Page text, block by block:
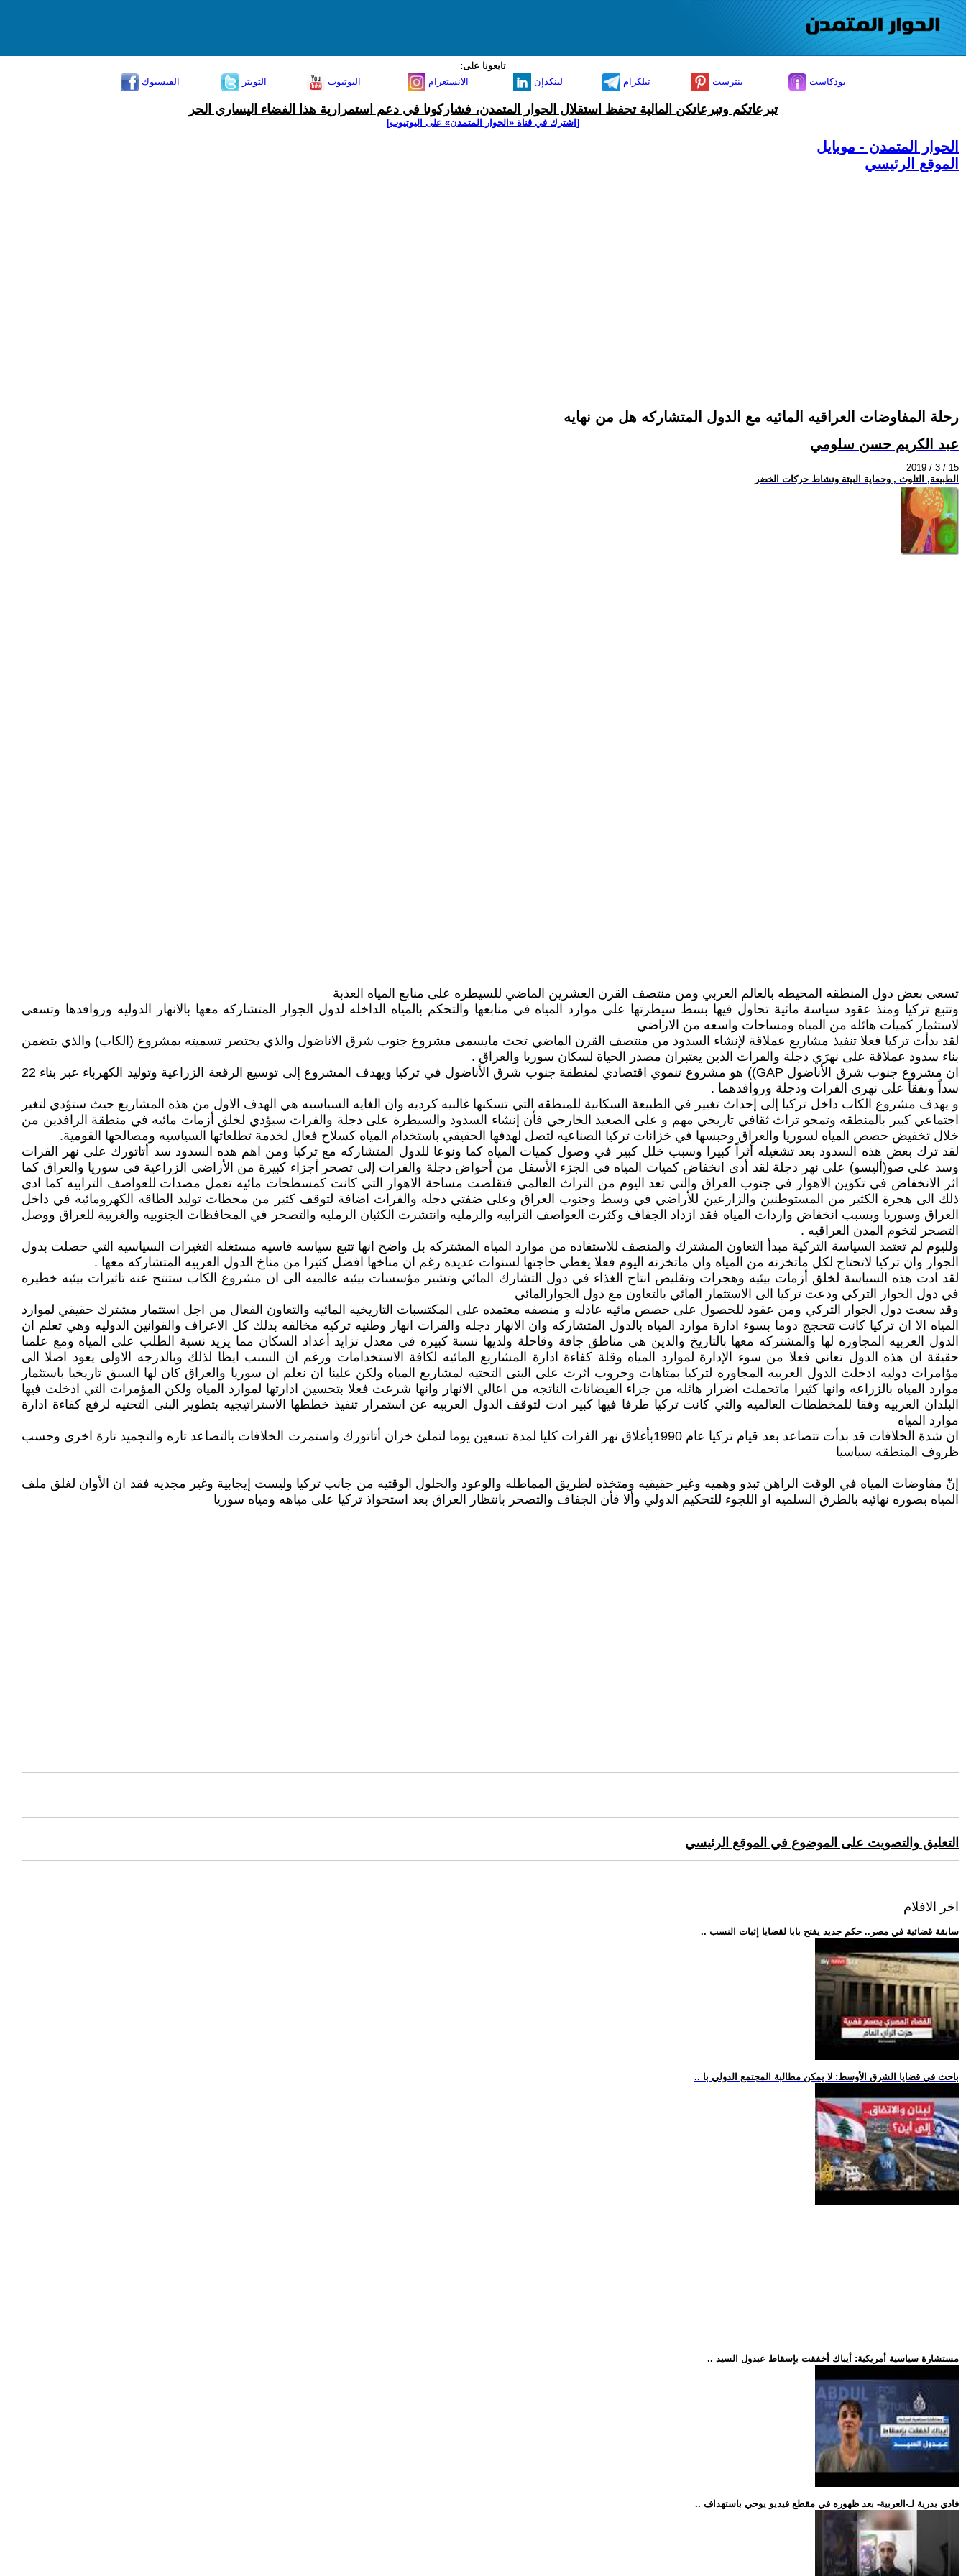
تابعونا على:
الفيسبوك
التويتر اليوتيوب الانستغرام لينكدإن تيلكرام بنترست بودكاست
تبرعاتكم وتبرعاتكن المالية تحفظ استقلال الحوار المتمدن، فشاركونا في دعم استمرارية هذا الفضاء اليساري الحر
[اشترك في قناة ‫«الحوار المتمدن» على اليوتيوب]
الحوار المتمدن - موبايل
الموقع الرئيسي
رحلة المفاوضات العراقيه المائيه مع الدول المتشاركه هل من نهايه
عبد الكريم حسن سلومي
2019 / 3 / 15
الطبيعة, التلوث , وحماية البيئة ونشاط حركات الخضر
تسعى بعض دول المنطقه المحيطه بالعالم العربي ومن منتصف القرن العشرين الماضي للسيطره على منابع المياه العذبة
وتتبع تركيا ومنذ عقود سياسة مائية تحاول فيها بسط سيطرتها على موارد المياه في منابعها والتحكم بالمياه الداخله لدول الجوار المتشاركه معها بالانهار الدوليه وروافدها وتسعى
لاستثمار كميات هائله من المياه ومساحات واسعه من الاراضي
لقد بدأت تركيا فعلا تنفيذ مشاريع عملاقة لإنشاء السدود من منتصف القرن الماضي تحت مايسمى مشروع جنوب شرق الاناضول والذي يختصر تسميته بمشروع (الكاب) والذي يتضمن
بناء سدود عملاقة على نهرَي دجلة والفرات الذين يعتبران مصدر الحياة لسكان سوريا والعراق .
ان مشروع جنوب شرق الأناضول GAP)) هو مشروع تنموي اقتصادي لمنطقة جنوب شرق الأناضول في تركيا ويهدف المشروع إلى توسيع الرقعة الزراعية وتوليد الكهرباء عبر بناء 22
سداً ونفقاً على نهري الفرات ودجلة وروافدهما .
و يهدف مشروع الكاب داخل تركيا إلى إحداث تغيير في الطبيعة السكانية للمنطقه التي تسكنها غالبيه كرديه وان الغايه السياسيه هي الهدف الاول من هذه المشاريع حيث ستؤدي لتغير
اجتماعي كبير بالمنطقه وتمحو تراث ثقافي تاريخي مهم و على الصعيد الخارجي فأن إنشاء السدود والسيطرة على دجلة والفرات سيؤدي لخلق أزمات مائيه في منطقة الرافدين من
خلال تخفيض حصص المياه لسوريا والعراق وحبسها في خزانات تركيا الصناعيه لتصل لهدفها الحقيقي باستخدام المياه كسلاح فعال لخدمة تطلعاتها السياسيه ومصالحها القومية.
لقد ترك بعض هذه السدود بعد تشغيله أثراً كبيرا وسبب خلل كبير في وصول كميات المياه كما ونوعا للدول المتشاركه مع تركيا ومن اهم هذه السدود سد أتاتورك على نهر الفرات
وسد علي صو(أليسو) على نهر دجلة لقد أدى انخفاض كميات المياه في الجزء الأسفل من أحواض دجلة والفرات إلى تصحر أجزاء كبيرة من الأراضي الزراعية في سوريا والعراق كما
اثر الانخفاض في تكوين الاهوار في جنوب العراق والتي تعد اليوم من التراث العالمي فتقلصت مساحة الاهوار التي كانت كمسطحات مائيه تعمل مصدات للعواصف الترابيه كما ادى
ذلك الى هجرة الكثير من المستوطنين والزارعين للأراضي في وسط وجنوب العراق وعلى ضفتي دجله والفرات اضافة لتوقف كثير من محطات توليد الطاقه الكهرومائيه في داخل
العراق وسوريا وبسبب انخفاض واردات المياه فقد ازداد الجفاف وكثرت العواصف الترابيه والرمليه وانتشرت الكثبان الرمليه والتصحر في المحافظات الجنوبيه والغربية للعراق ووصل
التصحر لتخوم المدن العراقيه .
ولليوم لم تعتمد السياسة التركية مبدأ التعاون المشترك والمنصف للاستفاده من موارد المياه المشتركه بل واضح انها تتبع سياسه قاسيه مستغله التغيرات السياسيه التي حصلت بدول
الجوار وان تركيا لاتحتاج لكل ماتخزنه من المياه وان ماتخزنه اليوم فعلا يغطي حاجتها لسنوات عديده رغم ان مناخها افضل كثيرا من مناخ الدول العربيه المتشاركه معها .
لقد ادت هذه السياسة لخلق أزمات بيئيه وهجرات وتقليص انتاج الغذاء في دول التشارك المائي وتشير مؤسسات بيئيه عالميه الى ان مشروع الكاب ستنتج عنه تاثيرات بيئيه خطيره
في دول الجوار التركي ودعت تركيا الى الاستثمار المائي بالتعاون مع دول الجوارالمائي
وقد سعت دول الجوار التركي ومن عقود للحصول على حصص مائيه عادله و منصفه معتمده على المكتسبات التاريخيه المائيه والتعاون الفعال من اجل استثمار مشترك حقيقي لموارد
المياه الا ان تركيا كانت تتحجج دوما بسوء ادارة موارد المياه بالدول المتشاركه وان الانهار دجله والفرات انهار وطنيه تركيه مخالفه بذلك كل الاعراف والقوانين الدوليه وهي تعلم ان
الدول العربيه المجاوره لها والمشتركه معها بالتاريخ والدين هي مناطق جافة وقاحلة ولديها نسبة كبيره في معدل تزايد أعداد السكان مما يزيد نسبة الطلب على المياه ومع علمنا
حقيقة ان هذه الدول تعاني فعلا من سوء الإدارة لموارد المياه وقلة كفاءة ادارة المشاريع المائيه لكافة الاستخدامات ورغم ان السبب ايظا لذلك وبالدرجه الاولى يعود اصلا الى
مؤامرات دوليه ادخلت الدول العربيه المجاوره لتركيا بمتاهات وحروب اثرت على البنى التحتيه لمشاريع المياه ولكن علينا ان نعلم ان سوريا والعراق كان لها السبق تاريخيا باستثمار
موارد المياه بالزراعه وانها كثيرا ماتحملت اضرار هائله من جراء الفيضانات الناتجه من اعالي الانهار وانها شرعت فعلا بتحسين ادارتها لموارد المياه ولكن المؤمرات التي ادخلت فيها
البلدان العربيه وفقا للمخططات العالميه والتي كانت تركيا طرفا فيها كبير ادت لتوقف الدول العربيه عن استمرار تنفيذ خططها الاستراتيجيه بتطوير البنى التحتيه لرفع كفاءة ادارة
موارد المياه
ان شدة الخلافات قد بدأت تتصاعد بعد قيام تركيا عام 1990بأغلاق نهر الفرات كليا لمدة تسعين يوما لتملئ خزان أتاتورك واستمرت الخلافات بالتصاعد تاره والتجميد تارة اخرى وحسب
ظروف المنطقه سياسيا
إنّ مفاوضات المياه في الوقت الراهن تبدو وهميه وغير حقيقيه ومتخذه لطريق المماطله والوعود والحلول الوقتيه من جانب تركيا وليست إيجابية وغير مجديه فقد ان الأوان لغلق ملف
المياه بصوره نهائيه بالطرق السلميه او اللجوء للتحكيم الدولي وألا فأن الجفاف والتصحر بانتظار العراق بعد استحواذ تركيا على مياهه ومياه سوريا
التعليق والتصويت على الموضوع في الموقع الرئيسي
اخر الافلام
.. سابقة قضائية في مصر.. حكم جديد يفتح بابا لقضايا إثبات النسب
.. باحث في قضايا الشرق الأوسط: لا يمكن مطالبة المجتمع الدولي با
.. مستشارة سياسية أمريكية: أيباك أخفقت بإسقاط عبدول السيد
.. فادي بدرية لـ-العربية- بعد ظهوره في مقطع فيديو يوحي باستهداف